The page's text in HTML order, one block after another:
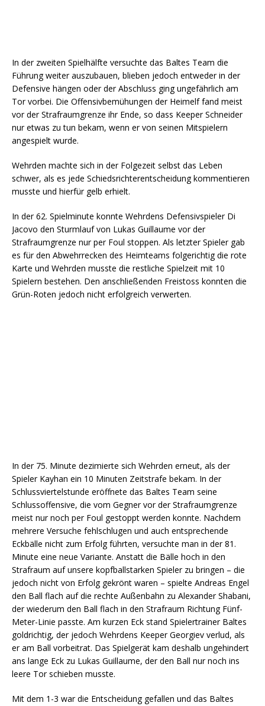
In der zweiten Spielhälfte versuchte das Baltes Team die
Führung weiter auszubauen, blieben jedoch entweder in der
Defensive hängen oder der Abschluss ging ungefährlich am
Tor vorbei. Die Offensivbemühungen der Heimelf fand meist
vor der Strafraumgrenze ihr Ende, so dass Keeper Schneider
nur etwas zu tun bekam, wenn er von seinen Mitspielern
angespielt wurde.
Wehrden machte sich in der Folgezeit selbst das Leben
schwer, als es jede Schiedsrichterentscheidung kommentieren
musste und hierfür gelb erhielt.
In der 62. Spielminute konnte Wehrdens Defensivspieler Di
Jacovo den Sturmlauf von Lukas Guillaume vor der
Strafraumgrenze nur per Foul stoppen. Als letzter Spieler gab
es für den Abwehrrecken des Heimteams folgerichtig die rote
Karte und Wehrden musste die restliche Spielzeit mit 10
Spielern bestehen. Den anschließenden Freistoss konnten die
Grün-Roten jedoch nicht erfolgreich verwerten.
In der 75. Minute dezimierte sich Wehrden erneut, als der
Spieler Kayhan ein 10 Minuten Zeitstrafe bekam. In der
Schlussviertelstunde eröffnete das Baltes Team seine
Schlussoffensive, die vom Gegner vor der Strafraumgrenze
meist nur noch per Foul gestoppt werden konnte. Nachdem
mehrere Versuche fehlschlugen und auch entsprechende
Eckbälle nicht zum Erfolg führten, versuchte man in der 81.
Minute eine neue Variante. Anstatt die Bälle hoch in den
Strafraum auf unsere kopfballstarken Spieler zu bringen – die
jedoch nicht von Erfolg gekrönt waren – spielte Andreas Engel
den Ball flach auf die rechte Außenbahn zu Alexander Shabani,
der wiederum den Ball flach in den Strafraum Richtung Fünf-
Meter-Linie passte. Am kurzen Eck stand Spielertrainer Baltes
goldrichtig, der jedoch Wehrdens Keeper Georgiev verlud, als
er am Ball vorbeitrat. Das Spielgerät kam deshalb ungehindert
ans lange Eck zu Lukas Guillaume, der den Ball nur noch ins
leere Tor schieben musste.
Mit dem 1-3 war die Entscheidung gefallen und das Baltes